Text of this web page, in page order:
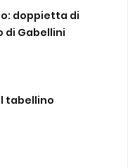
doppietta di
di Gabellini
tabellino